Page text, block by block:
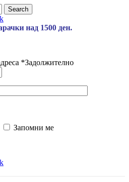
Search
над 1500 ден.
*Задолжително
Запомни ме